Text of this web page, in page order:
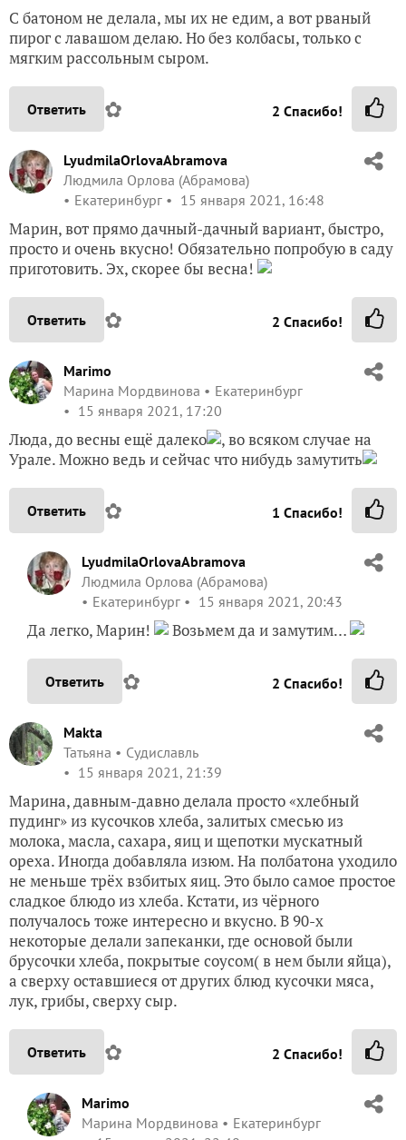
С батоном не делала, мы их не едим, а вот рваный
пирог с лавашом делаю. Но без колбасы, только с
мягким рассольным сыром.
Ответить ✿ 2 Спасибо!
LyudmilaOrlovaAbramova
Людмила Орлова (Абрамова)
Екатеринбург
15 января 2021, 16:48
Марин, вот прямо дачный-дачный вариант, быстро,
просто и очень вкусно! Обязательно попробую в саду
приготовить. Эх, скорее бы весна!
Ответить ✿ 2 Спасибо!
Marimo
Марина Мордвинова
Екатеринбург
15 января 2021, 17:20
Люда, до весны ещё далеко
, во всяком случае на
Урале. Можно ведь и сейчас что нибудь замутить
Ответить ✿ 1 Спасибо!
LyudmilaOrlovaAbramova
Людмила Орлова (Абрамова)
Екатеринбург
15 января 2021, 20:43
Да легко, Марин! Возьмем да и замутим…
Ответить ✿ 2 Спасибо!
Makta
Татьяна
Судиславль
15 января 2021, 21:39
Марина, давным-давно делала просто «хлебный
пудинг» из кусочков хлеба, залитых смесью из
молока, масла, сахара, яиц и щепотки мускатный
ореха. Иногда добавляла изюм. На полбатона уходило
не меньше трёх взбитых яиц. Это было самое простое
сладкое блюдо из хлеба. Кстати, из чёрного
получалось тоже интересно и вкусно. В 90-х
некоторые делали запеканки, где основой были
брусочки хлеба, покрытые соусом( в нем были яйца),
а сверху оставшиеся от других блюд кусочки мяса,
лук, грибы, сверху сыр.
Ответить ✿ 2 Спасибо!
Marimo
Марина Мордвинова
Екатеринбург